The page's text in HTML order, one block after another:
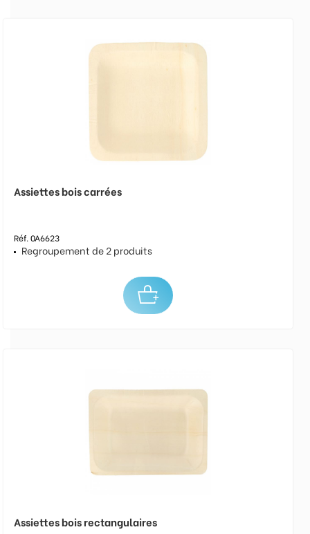
Assiettes bois carrées
Réf. 0A6623
Regroupement de 2 produits
Assiettes bois rectangulaires